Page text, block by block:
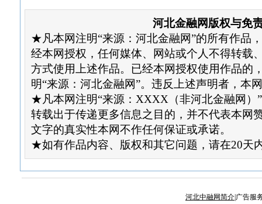
河北金融网版权与免
★凡本网注明“来源：河北金融网”的所有作品
经本网授权，任何媒体、网站或个人不得转载
方式使用上述作品。已经本网授权使用作品的
明“来源：河北金融网”。违反上述声明者，本
★凡本网注明“来源：XXXX（非河北金融网）
转载出于传递更多信息之目的，并不代表本网
文字的真实性本网不作任何保证或承诺。
★如有作品内容、版权和其它问题，请在20天
河北中融网简介 |广告服